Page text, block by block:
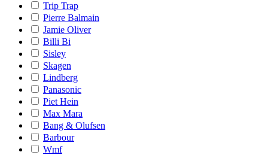
Trip Trap
Pierre Balmain
Jamie Oliver
Billi Bi
Sisley
Skagen
Lindberg
Panasonic
Piet Hein
Max Mara
Bang & Olufsen
Barbour
Wmf